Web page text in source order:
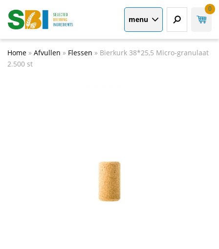
menu
0
Home » Afvullen » Flessen » Bierkurk 38*25,5 Micro-granulaat
2.500 st